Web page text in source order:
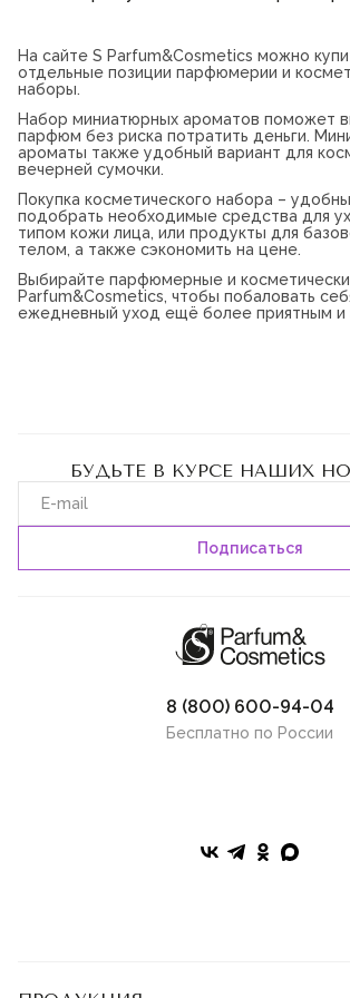
Доставка и оплата
Магазины
Блог
Контакты
О нас
Франшиза
Интернет-магазин:
+7-987-089-69-00
8 (800) 600-94-04
Заказать звонок
Парфюмированные наборы
На сайте S Parfum&Cosmetics можно
отдельные позиции парфюмерии и
наборы.
Набор миниатюрных ароматов поможет
парфюм без риска потратить деньги.
ароматы также удобный вариант для
вечерней сумочки.
Покупка косметического набора –
подобрать необходимые средства для
типом кожи лица, или продукты для
телом, а также сэкономить на цене.
Выбирайте парфюмерные и
Parfum&Cosmetics, чтобы побаловать
ежедневный уход ещё более приятным и
БУДЬТЕ В КУРСЕ НАШИХ
8 (800) 600-94-04
Бесплатно по России